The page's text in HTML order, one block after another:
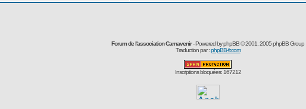
Forum de l'association Carnavenir- Powered byphpBB© 2001, 2005 phpBB Group
Traduction par :phpBB-fr.com
Inscriptions bloquées: 167212